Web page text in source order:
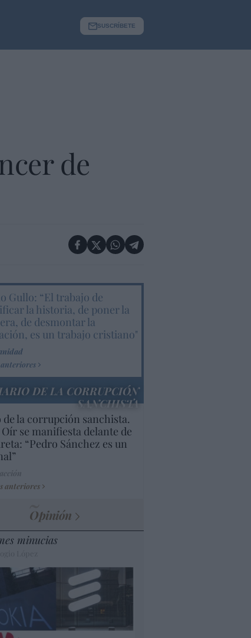
SUSCRÍBETE
de
Gullo: “El trabajo de
la historia, de poner la
de desmontar la
es un trabajo cristiano"
DE LA CORRUPCIÓN
SANCHISTA
la corrupción sanchista.
se manifiesta delante de
“Pedro Sánchez es un
anteriores
Opinión
minucias